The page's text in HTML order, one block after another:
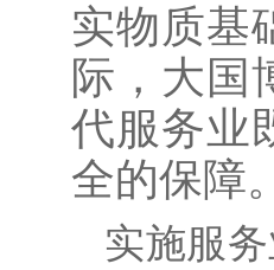
实物质基
际，大国
代服务业
全的保障。
实施服